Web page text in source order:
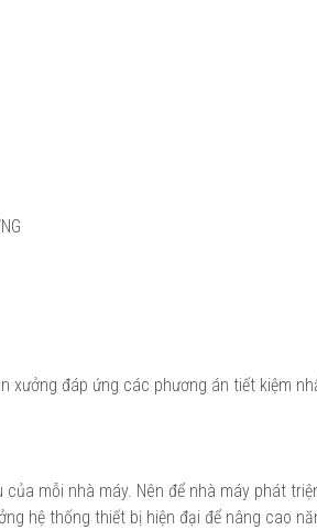
xưởng đáp ứng các phương án tiết kiệm
mỗi nhà máy. Nên để nhà máy phát
hệ thống thiết bị hiện đại để nâng cao